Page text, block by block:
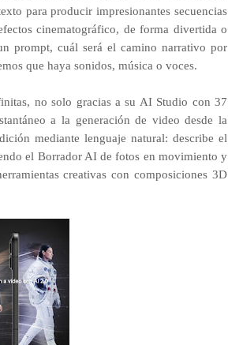
para producir impresionantes secuencias
cinematográfico, de forma divertida o
prompt, cuál será el camino narrativo por
que haya sonidos, música o voces.
no solo gracias a su AI Studio con 37
a la generación de video desde la
mediante lenguaje natural: describe el
el Borrador AI de fotos en movimiento y
creativas con composiciones 3D